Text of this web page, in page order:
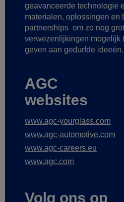
geavanceerde technologie
materialen, oplossingen en
partnerships om zo nog
verwezenlijkingen mogelijk
geven aan gedurfde ideeën.
AGC
websites
www.agc-yourglass.com
www.agc-automotive.com
www.agc-careers.eu
www.agc.com
Volg ons op